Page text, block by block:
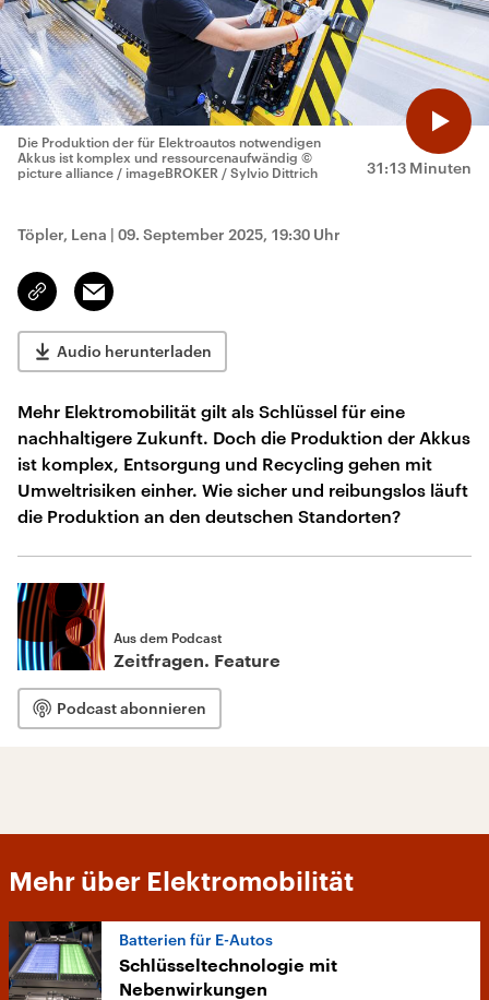
31:13 Minuten
Die Produktion der für Elektroautos notwendigen
Akkus ist komplex und ressourcenaufwändig ©
picture alliance / imageBROKER / Sylvio Dittrich
Töpler, Lena | 09. September 2025, 19:30 Uhr
Link
kopieren/teilen
Email
Audio herunterladen
Mehr Elektromobilität gilt als Schlüssel für eine
nachhaltigere Zukunft. Doch die Produktion der Akkus
ist komplex, Entsorgung und Recycling gehen mit
Umweltrisiken einher. Wie sicher und reibungslos läuft
die Produktion an den deutschen Standorten?
Aus dem Podcast
Zeitfragen. Feature
Podcast abonnieren
Mehr über Elektromobilität
Batterien für E-Autos
Schlüsseltechnologie mit
Nebenwirkungen